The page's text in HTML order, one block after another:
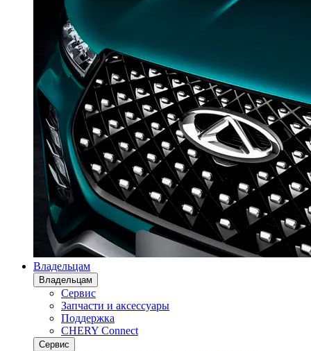
Владельцам
Владельцам
Сервис
Запчасти и аксессуары
Поддержка
CHERY Connect
Сервис